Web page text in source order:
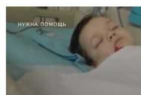
НУЖНА ПОМОЩЬ